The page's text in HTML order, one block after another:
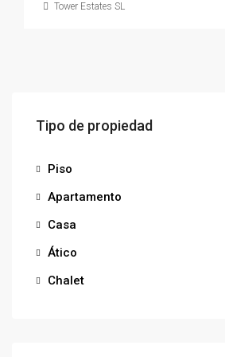
Tower Estates SL
Tipo de propiedad
Piso
Apartamento
Casa
Ático
Chalet